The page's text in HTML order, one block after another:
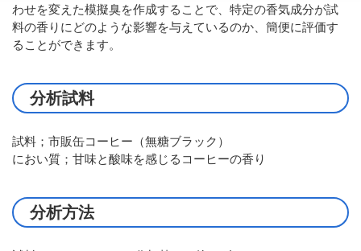
わせを変えた模擬臭を作成することで、特定の香気成分が試
料の香りにどのような影響を与えているのか、簡便に評価す
ることができます。
分析試料
試料；市販缶コーヒー（無糖ブラック）
におい質；甘味と酸味を感じるコーヒーの香り
分析方法